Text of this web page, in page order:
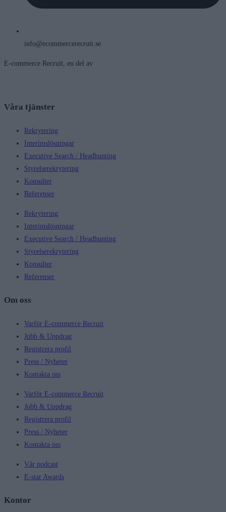
info@ecommercerecruit.se
E-commerce Recruit, en del av .
Våra tjänster
Rekrytering
Interimslösningar
Executive Search / Headhunting
Styrelserekrytering
Konsulter
Referenser
Rekrytering
Interimslösningar
Executive Search / Headhunting
Styrelserekrytering
Konsulter
Referenser
Om oss
Varför E-commerce Recruit
Jobb & Uppdrag
Registrera profil
Press / Nyheter
Kontakta oss
Varför E-commerce Recruit
Jobb & Uppdrag
Registrera profil
Press / Nyheter
Kontakta oss
Vår podcast
E-star Awards
Kontor